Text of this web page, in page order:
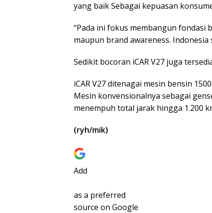
yang baik Sebagai kepuasan
“Pada ini fokus membangun fondasi
maupun brand awareness.
Sedikit bocoran iCAR V27 juga
iCAR V27 ditenagai mesin bensin
Mesin konvensionalnya sebagai
menempuh total jarak hingga 1.200
(ryh/mik)
Add
as a preferred
source on Google